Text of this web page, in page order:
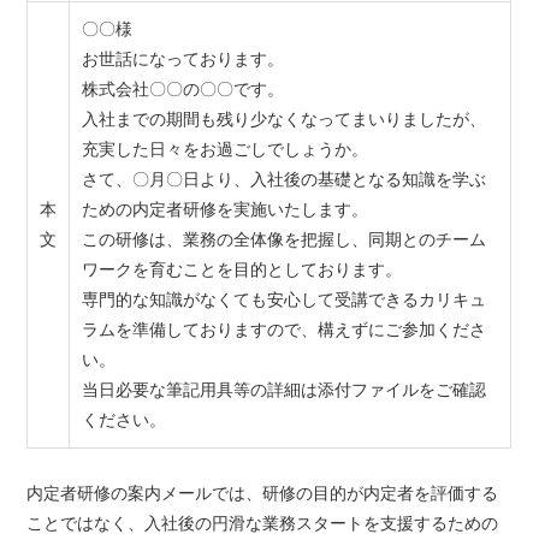
本
文
〇〇様
お世話になっております。
株式会社〇〇の〇〇です。
入社までの期間も残り少なくなってまいりましたが、
充実した日々をお過ごしでしょうか。
さて、〇月〇日より、入社後の基礎となる知識を学ぶ
ための内定者研修を実施いたします。
この研修は、業務の全体像を把握し、同期とのチーム
ワークを育むことを目的としております。
専門的な知識がなくても安心して受講できるカリキュ
ラムを準備しておりますので、構えずにご参加くださ
い。
当日必要な筆記用具等の詳細は添付ファイルをご確認
ください。
内定者研修の案内メールでは、研修の目的が内定者を評価する
ことではなく、入社後の円滑な業務スタートを支援するための